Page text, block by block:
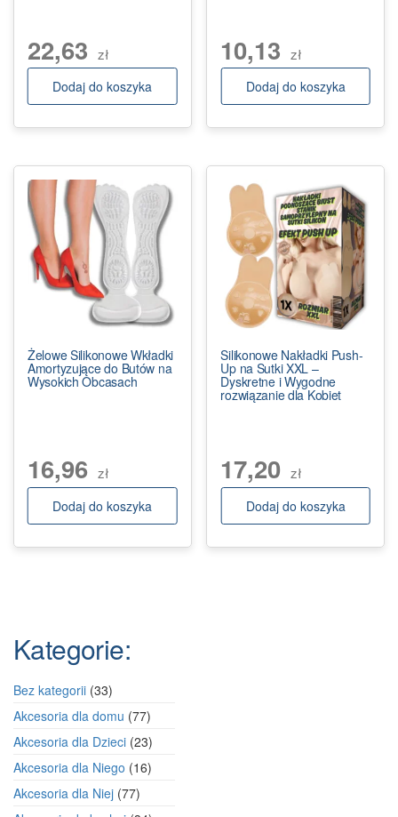
22,63 zł
Dodaj do koszyka
10,13 zł
Dodaj do koszyka
Żelowe Silikonowe Wkładki
Amortyzujące do Butów na
Wysokich Obcasach
16,96 zł
Dodaj do koszyka
Silikonowe Nakładki Push-
Up na Sutki XXL –
Dyskretne i Wygodne
rozwiązanie dla Kobiet
17,20 zł
Dodaj do koszyka
Kategorie:
Bez kategorii 3333
produkty
Akcesoria dla domu 7777
produktów
Akcesoria dla Dzieci 2323
produkty
Akcesoria dla Niego 1616
Akcesoria dla Niej 7777
produktów